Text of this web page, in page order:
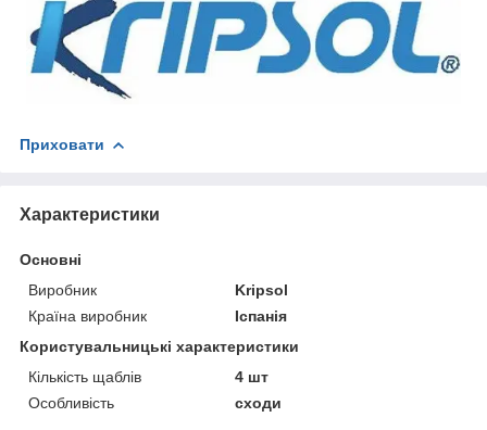
Приховати
Характеристики
Основні
Виробник
Kripsol
Країна виробник
Іспанія
Користувальницькі характеристики
Кількість щаблів
4 шт
Особливість
сходи